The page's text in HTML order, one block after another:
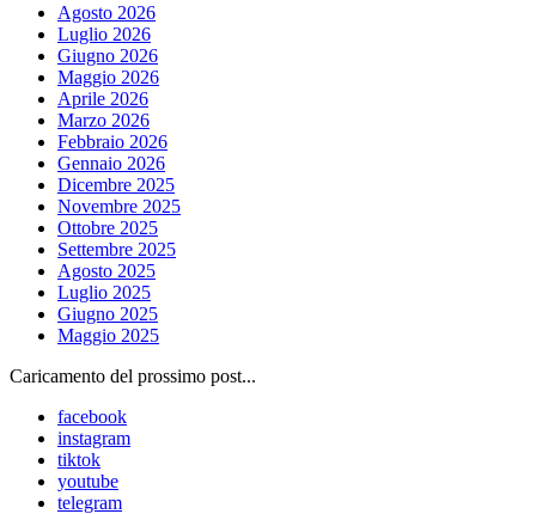
Agosto 2026
Luglio 2026
Giugno 2026
Maggio 2026
Aprile 2026
Marzo 2026
Febbraio 2026
Gennaio 2026
Dicembre 2025
Novembre 2025
Ottobre 2025
Settembre 2025
Agosto 2025
Luglio 2025
Giugno 2025
Maggio 2025
Caricamento del prossimo post...
facebook
instagram
tiktok
youtube
telegram